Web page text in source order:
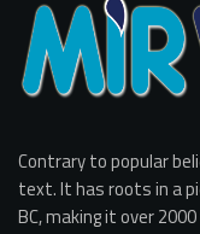
Contrary to popular
text. It has roots in a
BC, making it over